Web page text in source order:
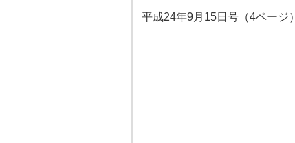
平成24年9月15日号（4ページ）